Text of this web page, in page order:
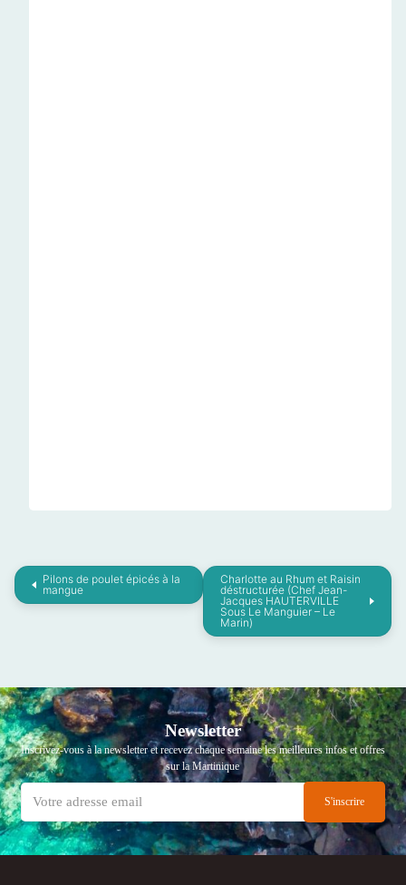
Pilons de poulet épicés à la
mangue
Charlotte au Rhum et Raisin
déstructurée (Chef Jean-
Jacques HAUTERVILLE
Sous Le Manguier – Le
Marin)
Newsletter
Inscrivez-vous à la newsletter et recevez chaque semaine les meilleures infos et offres
sur la Martinique